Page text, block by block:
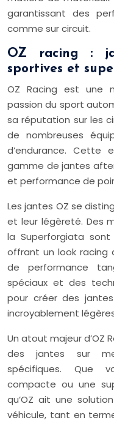
garantissant des
comme sur circuit.
OZ racing :
sportives et
OZ Racing est une
passion du sport
sa réputation sur les
de nombreuses
d’endurance. Cette
gamme de jantes
et performance de
Les jantes OZ se
et leur légèreté. Des
la Superforgiata
offrant un look racing
de performance
spéciaux et des
pour créer des
incroyablement
Un atout majeur d’OZ
des jantes sur
spécifiques. Que
compacte ou une
qu’OZ ait une
véhicule, tant en